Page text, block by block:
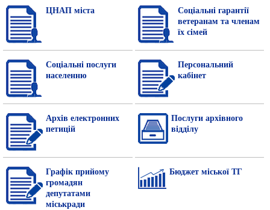
ЦНАП міста
Соціальні гарантії
ветеранам та членам
їх сімей
Соціальні послуги
населенню
Персональний
кабінет
Архів електронних
петицій
Послуги архівного
відділу
Графік прийому
громадян
депутатами
міськради
Бюджет міської ТГ